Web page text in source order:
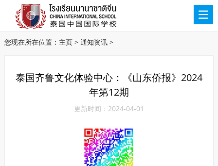
您现在所在位置： 主页> 通知资讯>
泰国齐鲁文化体验中心：《山东侨报》2024
年第12期
更新时间：2024-04-01